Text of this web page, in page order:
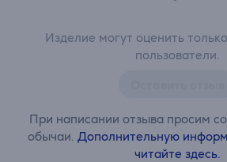
Изделие могут оценить
пользователи.
При написании отзыва просим
обычаи. Дополнительную
читайте здесь.